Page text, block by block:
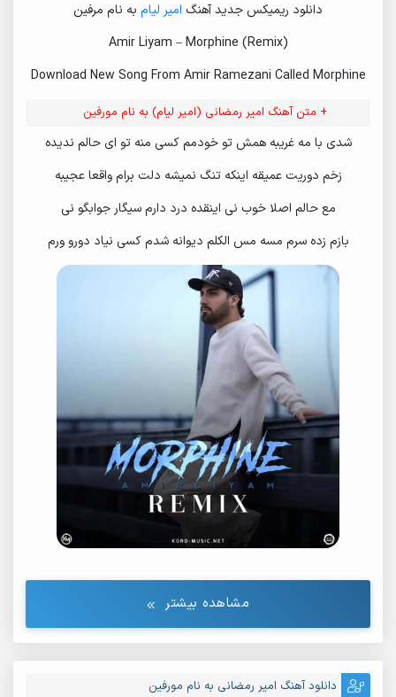
دانلود ریمیکس جدید آهنگ امیر لیام به نام مرفین
Amir Liyam – Morphine (Remix)
Download New Song From Amir Ramezani Called Morphine
+ متن آهنگ امیر رمضانی (امیر لیام) به نام مورفین
شدی با مه غریبه همش تو خودمم کسی منه تو ای حالم ندیده
زخم دوریت عمیقه اینکه تنگ نمیشه دلت برام واقعا عجیبه
مع حالم اصلا خوب نی اینقده درد دارم سیگار جوابگو نی
بازم زده سرم مسه مس الکلم دیوانه شدم کسی نیاد دورو ورم
مشاهده بیشتر
دانلود آهنگ امیر رمضانی به نام مورفین